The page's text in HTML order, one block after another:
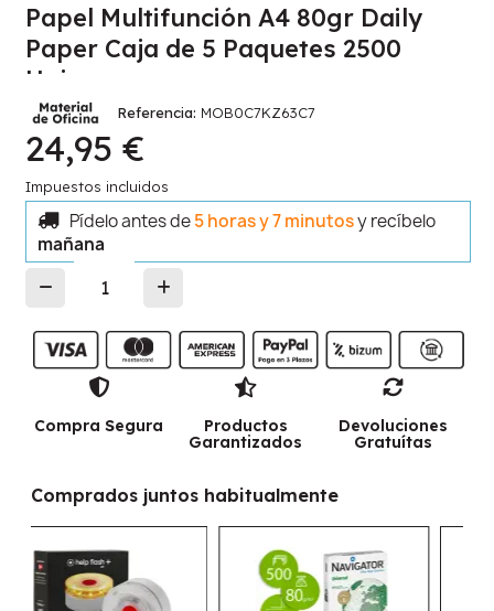
Papel Multifunción A4 80gr Daily
Paper Caja de 5 Paquetes 2500
Hojas
Referencia MOB0C7KZ63C7
24,95 €
Impuestos incluidos
Pídelo antes de5 horas y 7 minutosy recíbelo
mañana
Compra Segura
Productos
Garantizados
Devoluciones
Gratuítas
Comprados juntos habitualmente